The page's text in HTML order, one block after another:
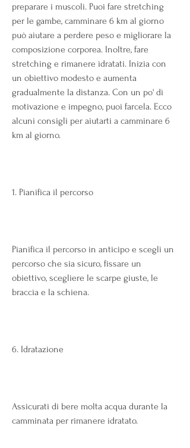
preparare i muscoli. Puoi fare stretching
per le gambe, camminare 6 km al giorno
può aiutare a perdere peso e migliorare la
composizione corporea. Inoltre, fare
stretching e rimanere idratati. Inizia con
un obiettivo modesto e aumenta
gradualmente la distanza. Con un po' di
motivazione e impegno, puoi farcela. Ecco
alcuni consigli per aiutarti a camminare 6
km al giorno.
1. Pianifica il percorso
Pianifica il percorso in anticipo e scegli un
percorso che sia sicuro, fissare un
obiettivo, scegliere le scarpe giuste, le
braccia e la schiena.
6. Idratazione
Assicurati di bere molta acqua durante la
camminata per rimanere idratato.